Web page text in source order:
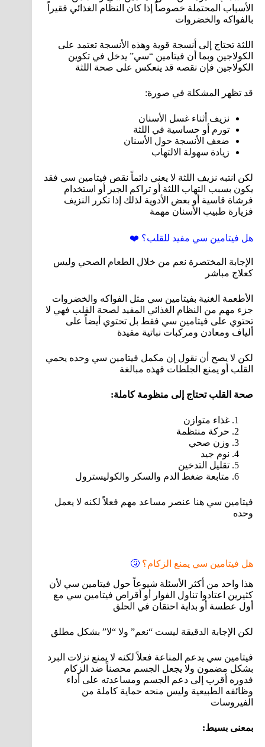
الأسباب المحتملة خصوصاً إذا كان النظام الغذائي فقيراً
بالفواكه والخضروات
اللثة تحتاج إلى أنسجة قوية وهذه الأنسجة تعتمد على
الكولاجين وبما أن فيتامين “سي” يدخل في تكوين
الكولاجين فإن نقصه قد ينعكس على صحة اللثة
قد تظهر المشكلة في صورة:
نزيف أثناء غسل الأسنان
تورم أو حساسية في اللثة
ضعف الأنسجة حول الأسنان
زيادة سهولة الالتهاب
لكن انتبه نزيف اللثة لا يعني دائماً نقص فيتامين سي فقد
يكون بسبب التهاب اللثة أو تراكم الجير أو استخدام
فرشاة قاسية أو بعض الأدوية لذلك إذا تكرر النزيف
فزيارة طبيب الأسنان مهمة
هل فيتامين سي مفيد للقلب؟ ❤️
الإجابة المختصرة نعم من خلال الطعام الصحي وليس
كعلاج مباشر
الأطعمة الغنية بفيتامين سي مثل الفواكه والخضروات
جزء مهم من النظام الغذائي المفيد لصحة القلب فهي لا
تحتوي على فيتامين سي فقط بل تحتوي أيضاً على
ألياف ومعادن ومركبات نباتية مفيدة
لكن لا يصح أن نقول إن مكمل فيتامين سي وحده يحمي
القلب أو يمنع الجلطات فهذه مبالغة
صحة القلب تحتاج إلى منظومة كاملة:
غذاء متوازن
حركة منتظمة
وزن صحي
نوم جيد
تقليل التدخين
متابعة ضغط الدم والسكر والكوليسترول
فيتامين سي هنا عنصر مساعد مهم فعلاً لكنه لا يعمل
وحده
هل فيتامين سي يمنع الزكام؟ 🤧
هذا واحد من أكثر الأسئلة شيوعاً حول فيتامين سي لأن
كثيرين اعتادوا تناول الفوار أو أقراص فيتامين سي مع
أول عطسة أو بداية احتقان في الحلق
لكن الإجابة الدقيقة ليست “نعم” ولا “لا” بشكل مطلق
فيتامين سي يدعم المناعة فعلاً لكنه لا يمنع نزلات البرد
بشكل مضمون ولا يجعل الجسم محصناً ضد الزكام
فدوره أقرب إلى دعم الجسم ومساعدته على أداء
وظائفه الطبيعية وليس منحه حماية كاملة من
الفيروسات
بمعنى بسيط: